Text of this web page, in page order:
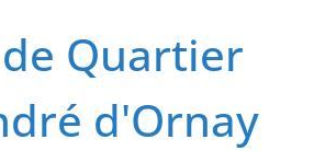
Quartier
d'Ornay